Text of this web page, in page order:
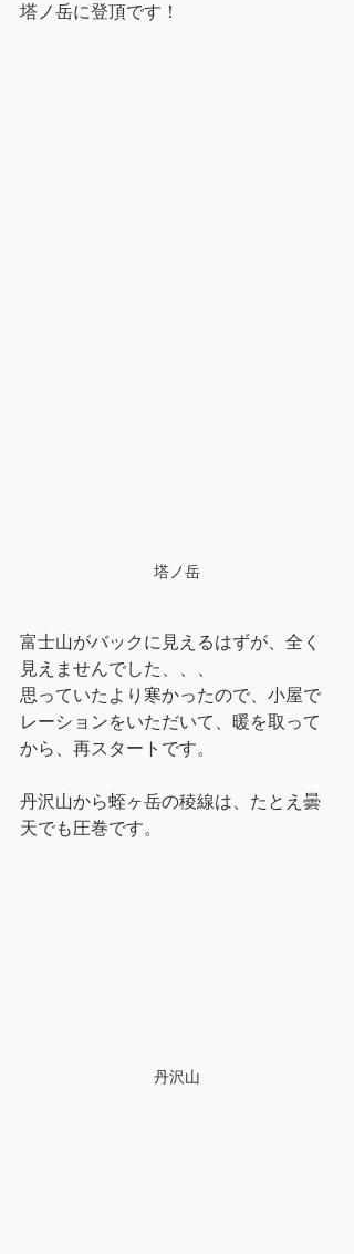
塔ノ岳に登頂です！
塔ノ岳
富士山がバックに見えるはずが、全く
見えませんでした、、、
思っていたより寒かったので、小屋で
レーションをいただいて、暖を取って
から、再スタートです。
丹沢山から蛭ヶ岳の稜線は、たとえ曇
天でも圧巻です。
丹沢山